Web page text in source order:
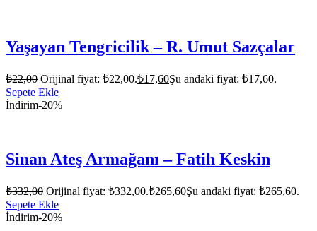
Yaşayan Tengricilik – R. Umut Sazçalar
₺22,00 Orijinal fiyat: ₺22,00.₺17,60Şu andaki fiyat: ₺17,60.
Sepete Ekle
İndirim-20%
Sinan Ateş Armağanı – Fatih Keskin
₺332,00 Orijinal fiyat: ₺332,00.₺265,60Şu andaki fiyat: ₺265,60.
Sepete Ekle
İndirim-20%